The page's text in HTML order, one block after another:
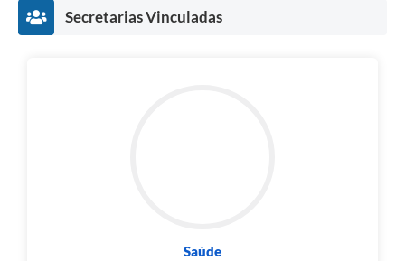
Secretarias Vinculadas
Saúde